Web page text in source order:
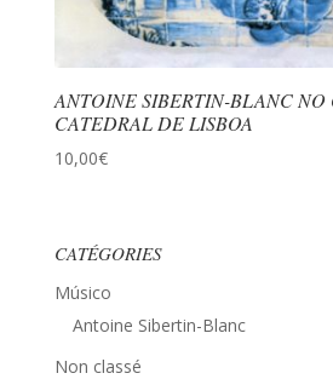
ANTOINE SIBERTIN-BLANC NO
CATEDRAL DE LISBOA
10,00€
CATÉGORIES
Músico
Antoine Sibertin-Blanc
Non classé